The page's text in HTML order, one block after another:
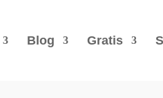
Blog Gratis